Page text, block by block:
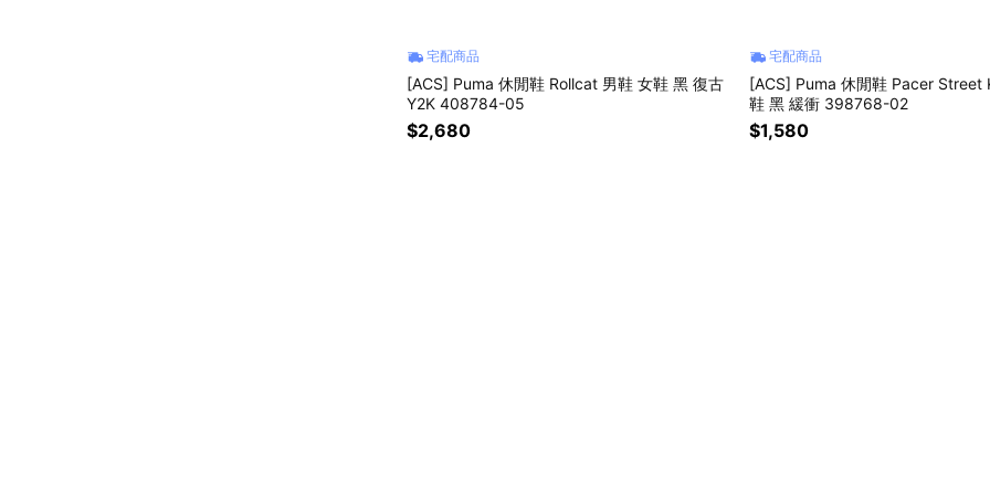
宅配商品
[ACS] Puma 休閒鞋 Rollcat 男鞋 女鞋 黑 復古
Y2K 408784-05
$2,680
宅配商品
[ACS] Puma 休閒鞋 Pacer Street
鞋 黑 緩衝 398768-02
$1,580